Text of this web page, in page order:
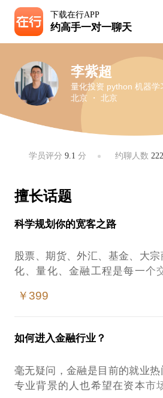
下载在行APP
约高手一对一聊天
李紫超
量化投资 python 机器学
北京 ・ 北京
学员评分9.1 分 约聊人数 222
擅长话题
科学规划你的宽客之路
股票、期货、外汇、基金、大
化、量化、金融工程是每一个
化、量化、金融工程会逐渐的
当前，股票、期货、外汇、基金
之路上容易遭遇这些问题：
1. 预测是望而不可及的彼岸；
￥399
如何进入金融行业？
毫无疑问，金融是目前的就业
专业背景的人也希望在资本市